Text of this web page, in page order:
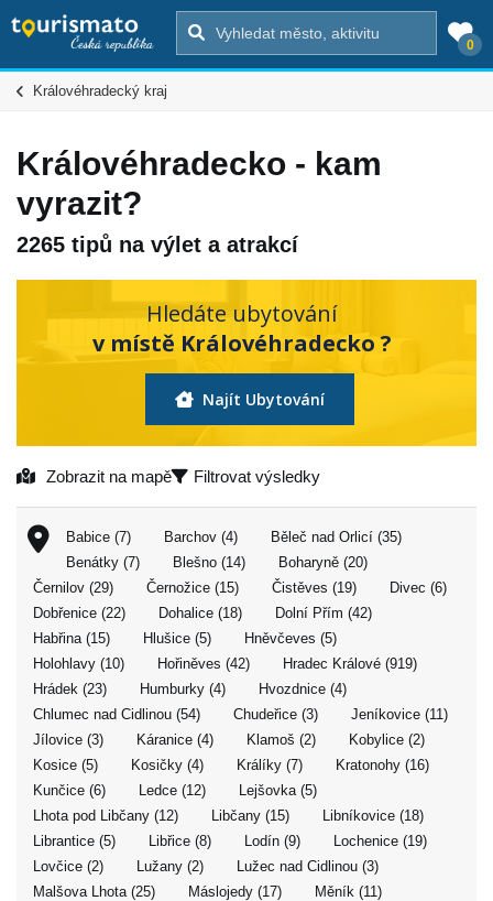
0
Královéhradecký kraj
Královéhradecko - kam
vyrazit?
2265 tipů na výlet a atrakcí
Hledáte ubytování
v místě Královéhradecko ?
Najít Ubytování
Zobrazit na mapě Filtrovat výsledky
Babice (7) Barchov (4)
Běleč nad Orlicí (35)
Benátky (7)
Blešno (14)
Boharyně (20)
Černilov (29)
Černožice (15) Čistěves (19)
Divec (6)
Dobřenice (22)
Dohalice (18)
Dolní Přím (42)
Habřina (15)
Hlušice (5)
Hněvčeves (5)
Holohlavy (10)
Hořiněves (42)
Hradec Králové (919)
Hrádek (23)
Humburky (4)
Hvozdnice (4)
Chlumec nad Cidlinou (54)
Chudeřice (3)
Jeníkovice (11)
Jílovice (3)
Káranice (4) Klamoš (2)
Kobylice (2)
Kosice (5)
Kosičky (4) Králíky (7)
Kratonohy (16)
Kunčice (6)
Ledce (12)
Lejšovka (5)
Lhota pod Libčany (12)
Libčany (15)
Libníkovice (18)
Librantice (5)
Libřice (8) Lodín (9)
Lochenice (19)
Lovčice (2)
Lužany (2)
Lužec nad Cidlinou (3)
Malšova Lhota (25)
Máslojedy (17)
Měník (11)